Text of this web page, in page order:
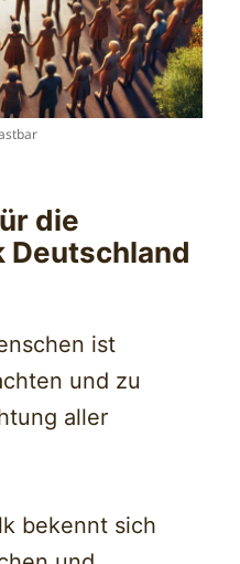
die
Deutschland
ist
und zu
aller
bekennt sich